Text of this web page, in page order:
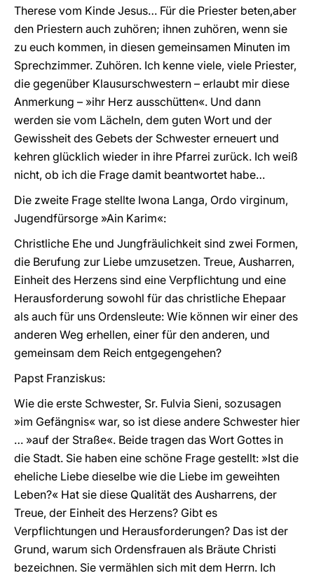
Therese vom Kinde Jesus… Für die Priester beten,aber
den Priestern auch zuhören; ihnen zuhören, wenn sie
zu euch kommen, in diesen gemeinsamen Minuten im
Sprechzimmer. Zuhören. Ich kenne viele, viele Priester,
die gegenüber Klausurschwestern – erlaubt mir diese
Anmerkung – »ihr Herz ausschütten«. Und dann
werden sie vom Lächeln, dem guten Wort und der
Gewissheit des Gebets der Schwester erneuert und
kehren glücklich wieder in ihre Pfarrei zurück. Ich weiß
nicht, ob ich die Frage damit beantwortet habe…
Die zweite Frage stellte Iwona Langa, Ordo virginum,
Jugendfürsorge »Ain Karim«:
Christliche Ehe und Jungfräulichkeit sind zwei Formen,
die Berufung zur Liebe umzusetzen. Treue, Ausharren,
Einheit des Herzens sind eine Verpflichtung und eine
Herausforderung sowohl für das christliche Ehepaar
als auch für uns Ordensleute: Wie können wir einer des
anderen Weg erhellen, einer für den anderen, und
gemeinsam dem Reich entgegengehen?
Papst Franziskus:
Wie die erste Schwester, Sr. Fulvia Sieni, sozusagen
»im Gefängnis« war, so ist diese andere Schwester hier
… »auf der Straße«. Beide tragen das Wort Gottes in
die Stadt. Sie haben eine schöne Frage gestellt: »Ist die
eheliche Liebe dieselbe wie die Liebe im geweihten
Leben?« Hat sie diese Qualität des Ausharrens, der
Treue, der Einheit des Herzens? Gibt es
Verpflichtungen und Herausforderungen? Das ist der
Grund, warum sich Ordensfrauen als Bräute Christi
bezeichnen. Sie vermählen sich mit dem Herrn. Ich